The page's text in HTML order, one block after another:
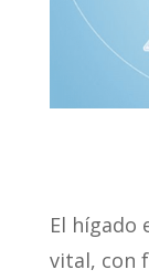
El hígado
vital, con